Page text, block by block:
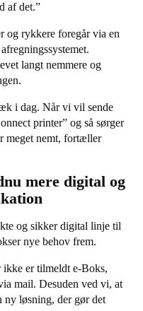
af det.”
og rykkere foregår via en
langt nemmere og
i dag. Når vi vil sende
printer” og så sørger
meget nemt, fortæller
mere digital og
og sikker digital linje til
nye behov frem.
er tilmeldt e-Boks,
mail. Desuden ved vi, at
ny løsning, der gør det